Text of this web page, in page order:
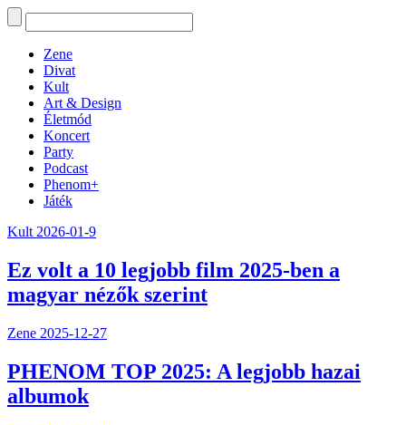
Zene
Divat
Kult
Art & Design
Életmód
Koncert
Party
Podcast
Phenom+
Játék
Kult 2026-01-9
Ez volt a 10 legjobb film 2025-ben a
magyar nézők szerint
Zene 2025-12-27
PHENOM TOP 2025: A legjobb hazai
albumok